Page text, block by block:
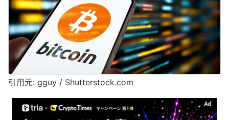
引用元: gguy / Shutterstock.com